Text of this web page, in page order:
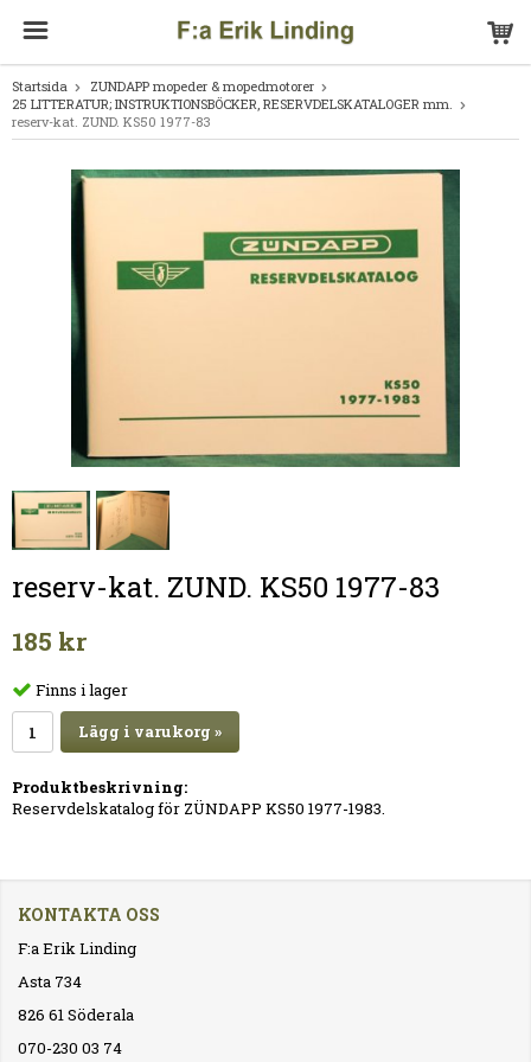
Startsida
ZUNDAPP mopeder & mopedmotorer
25 LITTERATUR; INSTRUKTIONSBÖCKER, RESERVDELSKATALOGER mm.
reserv-kat. ZUND. KS50 1977-83
reserv-kat. ZUND. KS50 1977-83
185 kr
Finns i lager
Lägg i varukorg »
Produktbeskrivning:
Reservdelskatalog för ZÜNDAPP KS50 1977-1983.
KONTAKTA OSS
F:a Erik Linding
Asta 734
826 61 Söderala
070-230 03 74